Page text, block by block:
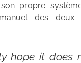
propre système
des deux
hope it does